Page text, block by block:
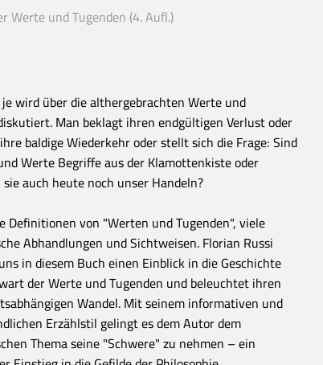
Werte und Tugenden (4. Aufl.)
wird über die althergebrachten Werte und
Man beklagt ihren endgültigen Verlust oder
baldige Wiederkehr oder stellt sich die Frage: Sind
Werte Begriffe aus der Klamottenkiste oder
auch heute noch unser Handeln?
Definitionen von "Werten und Tugenden", viele
Abhandlungen und Sichtweisen. Florian Russi
in diesem Buch einen Einblick in die Geschichte
der Werte und Tugenden und beleuchtet ihren
Wandel. Mit seinem informativen und
Erzählstil gelingt es dem Autor dem
Thema seine "Schwere" zu nehmen – ein